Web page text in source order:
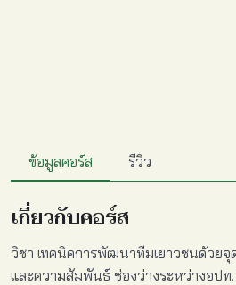
ข้อมูลคอร์ส รีวิว
เกี่ยวกับคอร์ส
วิชา เทคนิคการพัฒนาทีมเยาวชนด้วยจุด
และความสัมพันธ์ ช่องว่างระหว่างอปท